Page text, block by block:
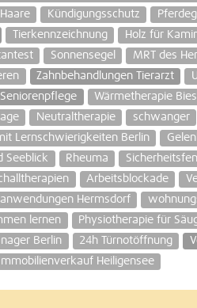
Kündigungsschutz
Tierkennzeichnung Holz für
Sonnensegel MRT des
Zahnbehandlungen Tierarzt
Wärmetherapie
Neutraltherapie schwanger
Lernschwierigkeiten Berlin
Seeblick Rheuma
Arbeitsblockade
Hermsdorf
lernen Physiotherapie für
Berlin 24h Türnotöffnung
Immobilienverkauf Heiligensee